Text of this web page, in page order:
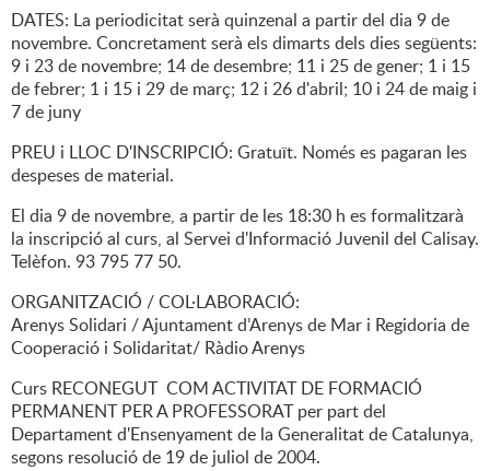
DATES: La periodicitat serà quinzenal a partir del dia 9 de
novembre. Concretament serà els dimarts dels dies següents:
9 i 23 de novembre; 14 de desembre; 11 i 25 de gener; 1 i 15
de febrer; 1 i 15 i 29 de març; 12 i 26 d'abril; 10 i 24 de maig i
7 de juny
PREU i LLOC D'INSCRIPCIÓ: Gratuït. Només es pagaran les
despeses de material.
El dia 9 de novembre, a partir de les 18:30 h es formalitzarà
la inscripció al curs, al Servei d'Informació Juvenil del Calisay.
Telèfon. 93 795 77 50.
ORGANITZACIÓ / COL·LABORACIÓ:
Arenys Solidari / Ajuntament d’Arenys de Mar i Regidoria de
Cooperació i Solidaritat/ Ràdio Arenys
Curs RECONEGUT COM ACTIVITAT DE FORMACIÓ
PERMANENT PER A PROFESSORAT per part del
Departament d'Ensenyament de la Generalitat de Catalunya,
segons resolució de 19 de juliol de 2004.